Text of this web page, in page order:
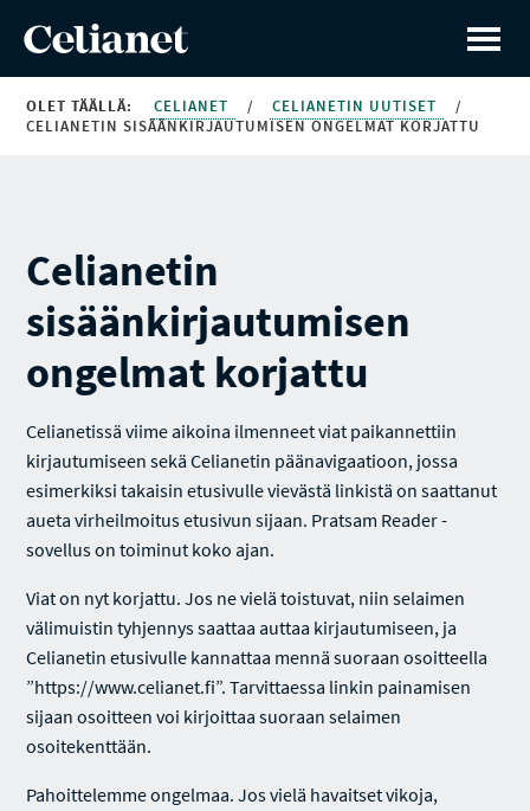
OLET TÄÄLLÄ: CELIANET / CELIANETIN UUTISET
/
CELIANETIN SISÄÄNKIRJAUTUMISEN ONGELMAT KORJATTU
Celianetin
sisäänkirjautumisen
ongelmat korjattu
Celianetissä viime aikoina ilmenneet viat paikannettiin
kirjautumiseen sekä Celianetin päänavigaatioon, jossa
esimerkiksi takaisin etusivulle vievästä linkistä on saattanut
aueta virheilmoitus etusivun sijaan. Pratsam Reader -
sovellus on toiminut koko ajan.
Viat on nyt korjattu. Jos ne vielä toistuvat, niin selaimen
välimuistin tyhjennys saattaa auttaa kirjautumiseen, ja
Celianetin etusivulle kannattaa mennä suoraan osoitteella
”https://www.celianet.fi”. Tarvittaessa linkin painamisen
sijaan osoitteen voi kirjoittaa suoraan selaimen
osoitekenttään.
Pahoittelemme ongelmaa. Jos vielä havaitset vikoja,